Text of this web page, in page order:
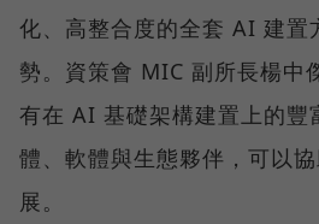
化、高整合度的全套 AI 建置
勢。資策會 MIC 副所長楊中
有在 AI 基礎架構建置上的豐
體、軟體與生態夥伴，可以
展。